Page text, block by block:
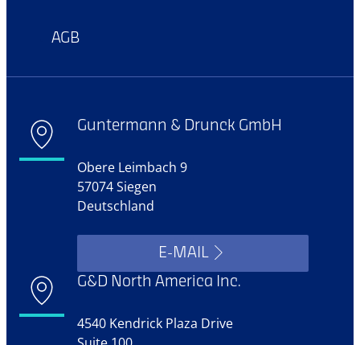
AGB
Guntermann & Drunck GmbH
Obere Leimbach 9
57074 Siegen
Deutschland
E-MAIL
G&D North America Inc.
4540 Kendrick Plaza Drive